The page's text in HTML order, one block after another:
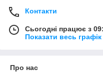
Контакти
Сьогодні працює з
Показати весь
Про нас